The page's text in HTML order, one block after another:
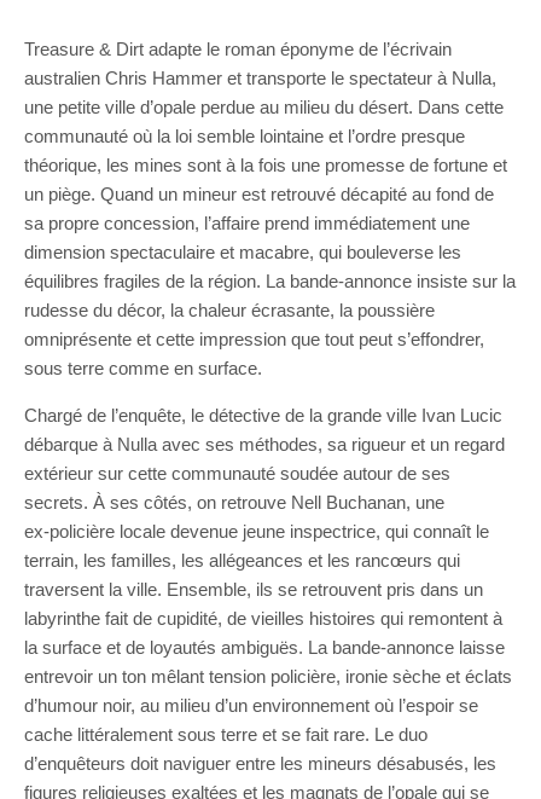
Treasure & Dirt adapte le roman éponyme de l’écrivain
australien Chris Hammer et transporte le spectateur à Nulla,
une petite ville d’opale perdue au milieu du désert. Dans cette
communauté où la loi semble lointaine et l’ordre presque
théorique, les mines sont à la fois une promesse de fortune et
un piège. Quand un mineur est retrouvé décapité au fond de
sa propre concession, l’affaire prend immédiatement une
dimension spectaculaire et macabre, qui bouleverse les
équilibres fragiles de la région. La bande-annonce insiste sur la
rudesse du décor, la chaleur écrasante, la poussière
omniprésente et cette impression que tout peut s’effondrer,
sous terre comme en surface.
Chargé de l’enquête, le détective de la grande ville Ivan Lucic
débarque à Nulla avec ses méthodes, sa rigueur et un regard
extérieur sur cette communauté soudée autour de ses
secrets. À ses côtés, on retrouve Nell Buchanan, une
ex‑policière locale devenue jeune inspectrice, qui connaît le
terrain, les familles, les allégeances et les rancœurs qui
traversent la ville. Ensemble, ils se retrouvent pris dans un
labyrinthe fait de cupidité, de vieilles histoires qui remontent à
la surface et de loyautés ambiguës. La bande-annonce laisse
entrevoir un ton mêlant tension policière, ironie sèche et éclats
d’humour noir, au milieu d’un environnement où l’espoir se
cache littéralement sous terre et se fait rare. Le duo
d’enquêteurs doit naviguer entre les mineurs désabusés, les
figures religieuses exaltées et les magnats de l’opale qui se